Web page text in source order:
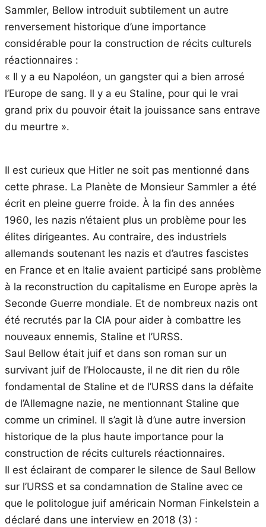
Sammler, Bellow introduit subtilement un autre
renversement historique d’une importance
considérable pour la construction de récits culturels
réactionnaires :
« Il y a eu Napoléon, un gangster qui a bien arrosé
l’Europe de sang. Il y a eu Staline, pour qui le vrai
grand prix du pouvoir était la jouissance sans entrave
du meurtre ».
Il est curieux que Hitler ne soit pas mentionné dans
cette phrase. La Planète de Monsieur Sammler a été
écrit en pleine guerre froide. À la fin des années
1960, les nazis n’étaient plus un problème pour les
élites dirigeantes. Au contraire, des industriels
allemands soutenant les nazis et d’autres fascistes
en France et en Italie avaient participé sans problème
à la reconstruction du capitalisme en Europe après la
Seconde Guerre mondiale. Et de nombreux nazis ont
été recrutés par la CIA pour aider à combattre les
nouveaux ennemis, Staline et l’URSS.
Saul Bellow était juif et dans son roman sur un
survivant juif de l’Holocauste, il ne dit rien du rôle
fondamental de Staline et de l’URSS dans la défaite
de l’Allemagne nazie, ne mentionnant Staline que
comme un criminel. Il s’agit là d’une autre inversion
historique de la plus haute importance pour la
construction de récits culturels réactionnaires.
Il est éclairant de comparer le silence de Saul Bellow
sur l’URSS et sa condamnation de Staline avec ce
que le politologue juif américain Norman Finkelstein a
déclaré dans une interview en 2018 (3) :